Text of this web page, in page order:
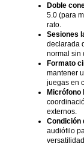
Doble
5.0 (para
rato.
Sesiones
declarada
normal sin
Formato
mantener
juegas en
Micrófono
externos.
Condición
audiófilo